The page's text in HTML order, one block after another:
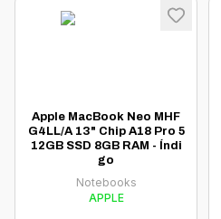
Apple MacBook Neo MHF
G4LL/A 13" Chip A18 Pro 5
12GB SSD 8GB RAM - Índi
go
Notebooks
APPLE